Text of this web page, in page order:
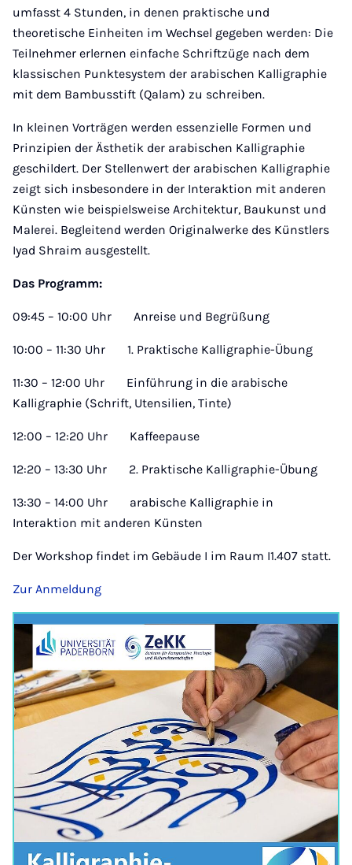
umfasst 4 Stunden, in denen praktische und
theoretische Einheiten im Wechsel gegeben werden: Die
Teilnehmer erlernen einfache Schriftzüge nach dem
klassischen Punktesystem der arabischen Kalligraphie
mit dem Bambusstift (Qalam) zu schreiben.
In kleinen Vorträgen werden essenzielle Formen und
Prinzipien der Ästhetik der arabischen Kalligraphie
geschildert. Der Stellenwert der arabischen Kalligraphie
zeigt sich insbesondere in der Interaktion mit anderen
Künsten wie beispielsweise Architektur, Baukunst und
Malerei. Begleitend werden Originalwerke des Künstlers
Iyad Shraim ausgestellt.
Das Programm:
09:45 – 10:00 Uhr Anreise und Begrüßung
10:00 – 11:30 Uhr 1. Praktische Kalligraphie-Übung
11:30 – 12:00 Uhr Einführung in die arabische
Kalligraphie (Schrift, Utensilien, Tinte)
12:00 – 12:20 Uhr Kaffeepause
12:20 – 13:30 Uhr 2. Praktische Kalligraphie-Übung
13:30 – 14:00 Uhr arabische Kalligraphie in
Interaktion mit anderen Künsten
Der Workshop findet im Gebäude I im Raum I1.407 statt.
Zur Anmeldung